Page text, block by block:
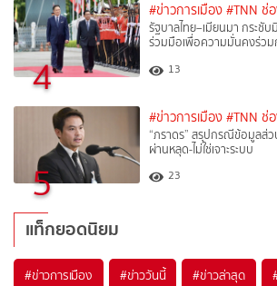
4
#ข่าวการเมือง #TNN ช่
รัฐบาลไทย–เมียนมา กระชั
ร่วมมือเพื่อความมั่นคงร่ว
13
5
#ข่าวการเมือง #TNN ช่
“ภราดร” สรุปกรณีข้อมูลส่
ผ่านหลุด-ไม่ใช่เจาะระบบ
23
แท็กยอดนิยม
#ข่าวการเมือง #ข่าววันนี้ #ข่าวล่าสุด